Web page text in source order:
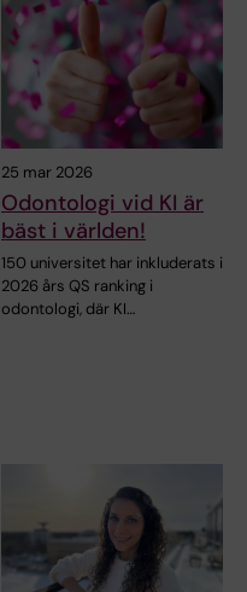
25 mar 2026
Odontologi vid KI är
bäst i världen!
150 universitet har inkluderats i
2026 års QS ranking i
odontologi, där KI…